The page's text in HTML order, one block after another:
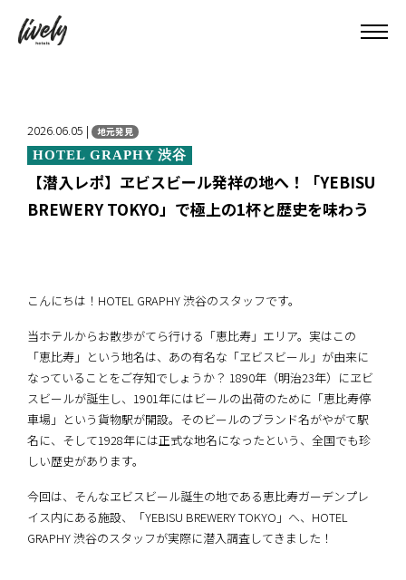
2026.06.05 | 地元発見
HOTEL GRAPHY 渋谷
【潜入レポ】ヱビスビール発祥の地へ！「YEBISU
BREWERY TOKYO」で極上の1杯と歴史を味わう
こんにちは！HOTEL GRAPHY 渋谷のスタッフです。
当ホテルからお散歩がてら行ける「恵比寿」エリア。実はこの
「恵比寿」という地名は、あの有名な「ヱビスビール」が由来に
なっていることをご存知でしょうか？ 1890年（明治23年）にヱビ
スビールが誕生し、1901年にはビールの出荷のために「恵比寿停
車場」という貨物駅が開設。そのビールのブランド名がやがて駅
名に、そして1928年には正式な地名になったという、全国でも珍
しい歴史があります。
今回は、そんなヱビスビール誕生の地である恵比寿ガーデンプレ
イス内にある施設、「YEBISU BREWERY TOKYO」へ、HOTEL
GRAPHY 渋谷のスタッフが実際に潜入調査してきました！